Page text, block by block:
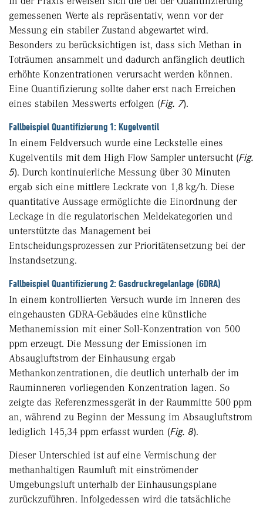
gemessenen Werte als repräsentativ, wenn vor der
Messung ein stabiler Zustand abgewartet wird.
Besonders zu berücksichtigen ist, dass sich Methan in
Toträumen ansammelt und dadurch anfänglich deutlich
erhöhte Konzentrationen verursacht werden können.
Eine Quantifizierung sollte daher erst nach Erreichen
eines stabilen Messwerts erfolgen (Fig. 7).
Fallbeispiel Quantifizierung 1: Kugelventil
In einem Feldversuch wurde eine Leckstelle eines
Kugelventils mit dem High Flow Sampler untersucht (Fig.
5). Durch kontinuierliche Messung über 30 Minuten
ergab sich eine mittlere Leckrate von 1,8 kg/h. Diese
quantitative Aussage ermöglichte die Einordnung der
Leckage in die regulatorischen Meldekategorien und
unterstützte das Management bei
Entscheidungsprozessen zur Prioritätensetzung bei der
Instandsetzung.
Fallbeispiel Quantifizierung 2: Gasdruckregelanlage (GDRA)
In einem kontrollierten Versuch wurde im Inneren des
eingehausten GDRA-Gebäudes eine künstliche
Methanemission mit einer Soll-Konzentration von 500
ppm erzeugt. Die Messung der Emissionen im
Absaugluftstrom der Einhausung ergab
Methankonzentrationen, die deutlich unterhalb der im
Rauminneren vorliegenden Konzentration lagen. So
zeigte das Referenzmessgerät in der Raummitte 500 ppm
an, während zu Beginn der Messung im Absaugluftstrom
lediglich 145,34 ppm erfasst wurden (Fig. 8).
Dieser Unterschied ist auf eine Vermischung der
methanhaltigen Raumluft mit einströmender
Umgebungsluft unterhalb der Einhausungsplane
zurückzuführen. Infolgedessen wird die tatsächliche